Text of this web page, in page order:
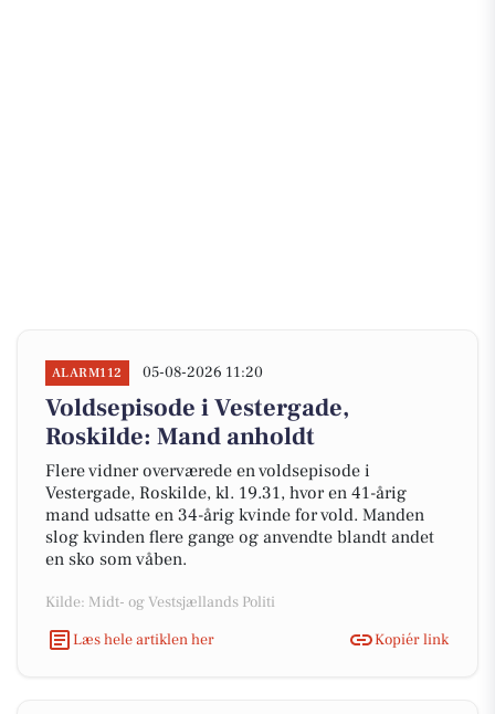
ALARM112 05-08-2026 11:20
Voldsepisode i Vestergade,
Roskilde: Mand anholdt
Flere vidner overværede en voldsepisode i
Vestergade, Roskilde, kl. 19.31, hvor en 41-årig
mand udsatte en 34-årig kvinde for vold. Manden
slog kvinden flere gange og anvendte blandt andet
en sko som våben.
Kilde: Midt- og Vestsjællands Politi
Læs hele artiklen her
Kopiér link